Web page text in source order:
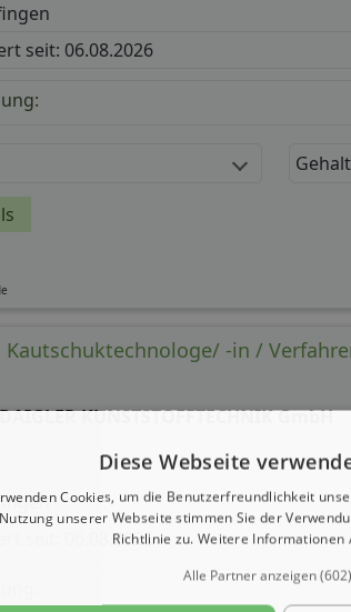
seit: 06.08.2026
Gehalt
-in /
DAIGLER KUNSTSTOFFTECHNIK GmbH
seit: 06.08.2026
Diese Webseite
Cookies, um die Benutzerfreundlichkeit
unserer Webseite stimmen Sie der
Richtlinie zu. Weitere Informationen
Alle Partner anzeigen